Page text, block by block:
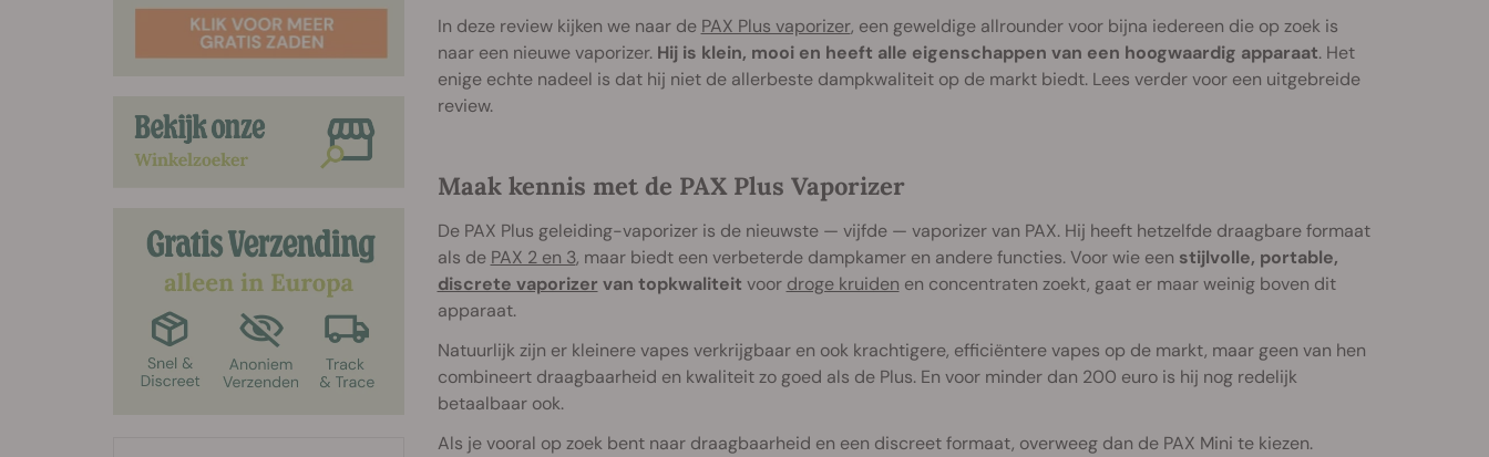
In deze review kijken we naar de PAX Plus vaporizer, een geweldige allrounder voor bijna iedereen die op zoek is
naar een nieuwe vaporizer. Hij is klein, mooi en heeft alle eigenschappen van een hoogwaardig apparaat. Het
enige echte nadeel is dat hij niet de allerbeste dampkwaliteit op de markt biedt. Lees verder voor een uitgebreide
review.
Maak kennis met de PAX Plus Vaporizer
De PAX Plus geleiding-vaporizer is de nieuwste — vijfde — vaporizer van PAX. Hij heeft hetzelfde draagbare formaat
als de PAX 2 en 3, maar biedt een verbeterde dampkamer en andere functies. Voor wie een stijlvolle, portable,
discrete vaporizer van topkwaliteit voor droge kruiden en concentraten zoekt, gaat er maar weinig boven dit
apparaat.
Natuurlijk zijn er kleinere vapes verkrijgbaar en ook krachtigere, efficiëntere vapes op de markt, maar geen van hen
combineert draagbaarheid en kwaliteit zo goed als de Plus. En voor minder dan 200 euro is hij nog redelijk
betaalbaar ook.
Als je vooral op zoek bent naar draagbaarheid en een discreet formaat, overweeg dan de PAX Mini te kiezen.